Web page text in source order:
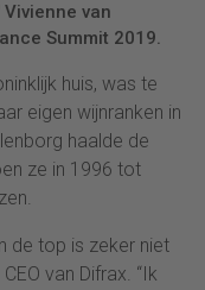
van
Summit 2019.
huis, was te
eigen wijnranken in
haalde de
ze in 1996 tot
de top is zeker niet
van Difrax. “Ik